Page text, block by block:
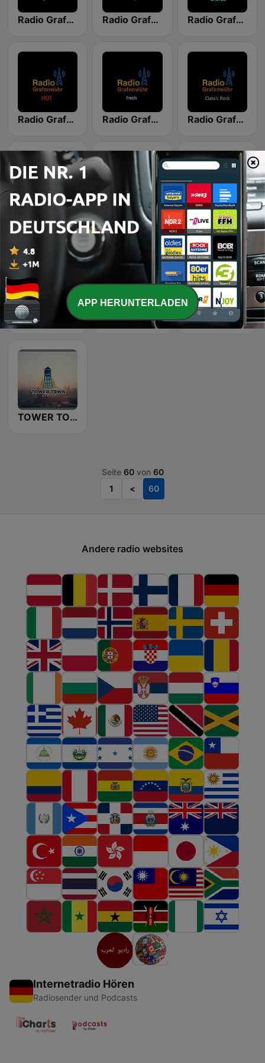
Radio Grafenwöhr - oberpfalzmix Radio Grafenwöhr - Pop Radio Grafenwöhr - Oldies
Radio Grafenwöhr - HOT Radio Grafenwöhr - fresh Radio Grafenwöhr - Classic Rock
Radio Grafenwöhr - Street Radio Grafenwöhr - brand:new
oberpfalzplus Radio Brachstedt TOWER TOWN oberpfalzradio
TOWER TOWN Street
Seite 60von 60
1
< 60
Andere radio websites
Internetradio Hören
Radiosender und Podcasts
APP HERUNTERLADEN